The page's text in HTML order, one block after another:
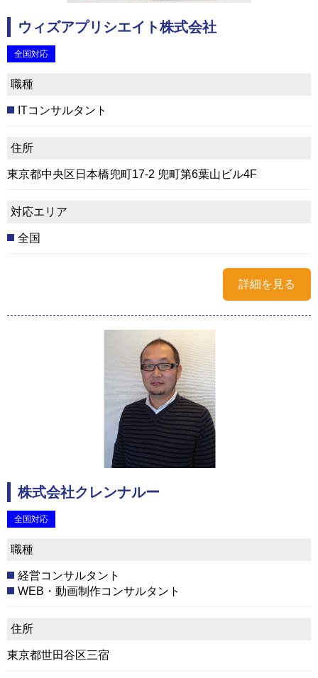
ウィズアプリシエイト株式会社
全国対応
職種
ITコンサルタント
住所
東京都中央区日本橋兜町17-2 兜町第6葉山ビル4F
対応エリア
全国
詳細を見る
株式会社クレンナルー
全国対応
職種
経営コンサルタント
WEB・動画制作コンサルタント
住所
東京都世田谷区三宿